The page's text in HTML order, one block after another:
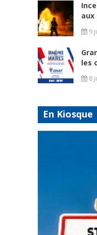
aux
9
les
8
En Kiosque